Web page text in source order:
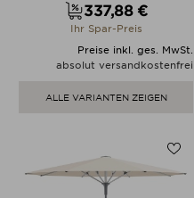
Preis
337,88 €
Ihr Spar-Preis
Preise inkl. ges. MwSt.
absolut versandkostenfrei
ALLE VARIANTEN ZEIGEN